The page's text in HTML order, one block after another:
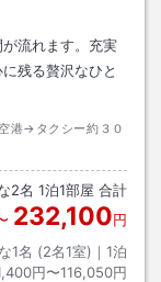
流れます。充実
残る贅沢なひと
港→タクシー約３０
2名 1泊1部屋 合計
232,100円
1名 (2名1室)｜ 1泊
円〜116,050円